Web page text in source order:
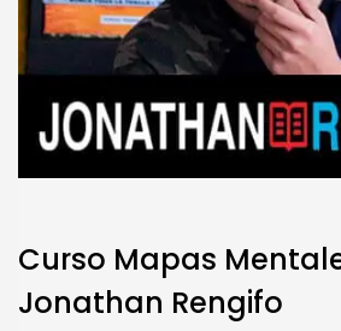
Curso Mapas
Jonathan Rengifo